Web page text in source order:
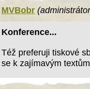
MVBobr
Konference...
Též preferuji tiskové
se k zajímavým